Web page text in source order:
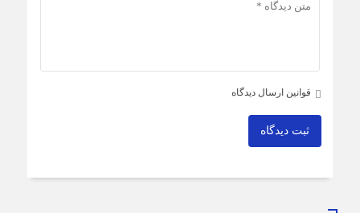
قوانین ارسال دیدگاه
ثبت دیدگاه